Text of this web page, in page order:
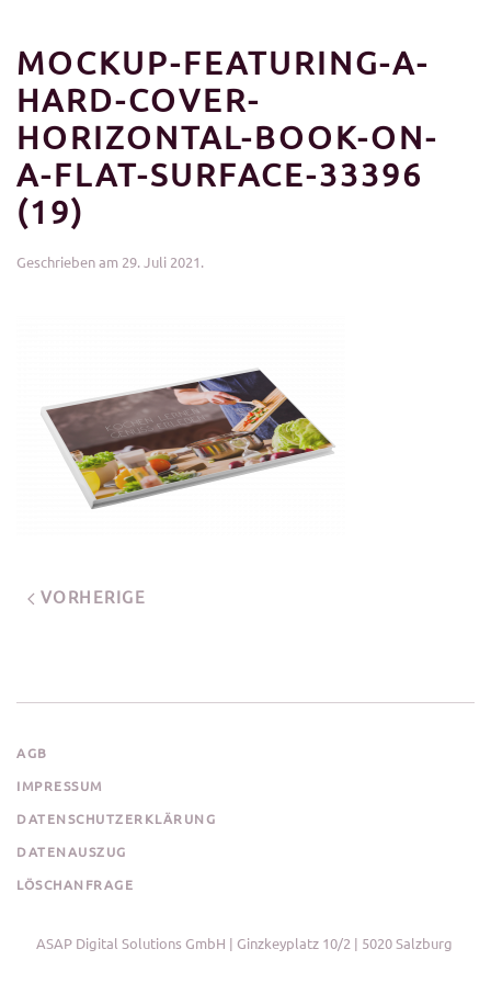
MOCKUP-FEATURING-A-
HARD-COVER-
HORIZONTAL-BOOK-ON-
A-FLAT-SURFACE-33396
(19)
Geschrieben am 29. Juli 2021.
VORHERIGE
AGB
IMPRESSUM
DATENSCHUTZERKLÄRUNG
DATENAUSZUG
LÖSCHANFRAGE
ASAP Digital Solutions GmbH | Ginzkeyplatz 10/2 | 5020 Salzburg